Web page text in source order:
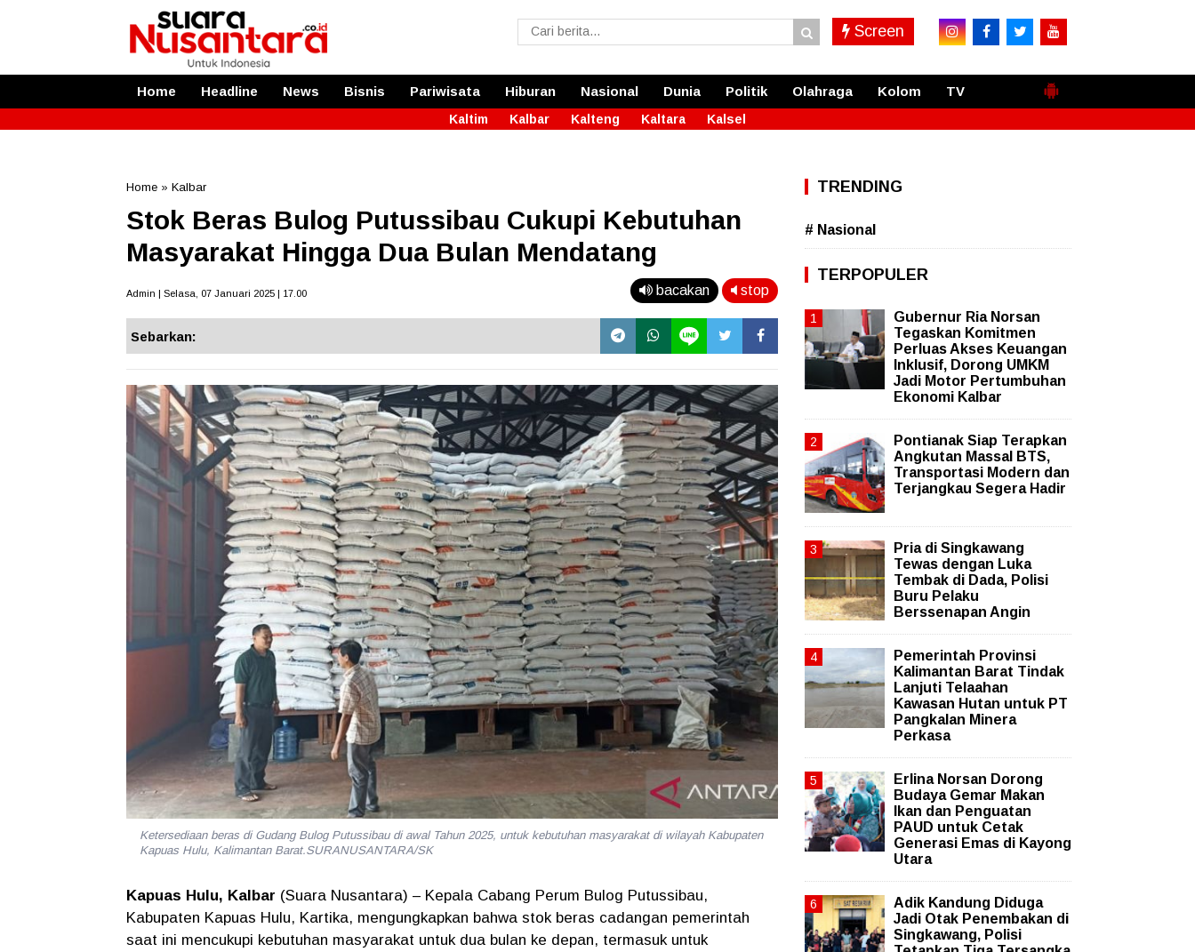
Screen
Home Headline News Bisnis Pariwisata Hiburan Nasional Dunia Politik Olahraga Kolom TV
Kaltim Kalbar Kalteng Kaltara Kalsel
Home » Kalbar
Stok Beras Bulog Putussibau Cukupi Kebutuhan
Masyarakat Hingga Dua Bulan Mendatang
Admin | Selasa, 07 Januari 2025 | 17.00 bacakan stop
Sebarkan:
Ketersediaan beras di Gudang Bulog Putussibau di awal Tahun 2025, untuk kebutuhan masyarakat di wilayah Kabupaten
Kapuas Hulu, Kalimantan Barat.SURANUSANTARA/SK
Kapuas Hulu, Kalbar (Suara Nusantara) – Kepala Cabang Perum Bulog Putussibau,
Kabupaten Kapuas Hulu, Kartika, mengungkapkan bahwa stok beras cadangan pemerintah
saat ini mencukupi kebutuhan masyarakat untuk dua bulan ke depan, termasuk untuk
TRENDING
# Nasional
TERPOPULER
Gubernur Ria Norsan
Tegaskan Komitmen
Perluas Akses Keuangan
Inklusif, Dorong UMKM
Jadi Motor Pertumbuhan
Ekonomi Kalbar
Pontianak Siap Terapkan
Angkutan Massal BTS,
Transportasi Modern dan
Terjangkau Segera Hadir
Pria di Singkawang
Tewas dengan Luka
Tembak di Dada, Polisi
Buru Pelaku
Berssenapan Angin
Pemerintah Provinsi
Kalimantan Barat Tindak
Lanjuti Telaahan
Kawasan Hutan untuk PT
Pangkalan Minera
Perkasa
Erlina Norsan Dorong
Budaya Gemar Makan
Ikan dan Penguatan
PAUD untuk Cetak
Generasi Emas di Kayong
Utara
Adik Kandung Diduga
Jadi Otak Penembakan di
Singkawang, Polisi